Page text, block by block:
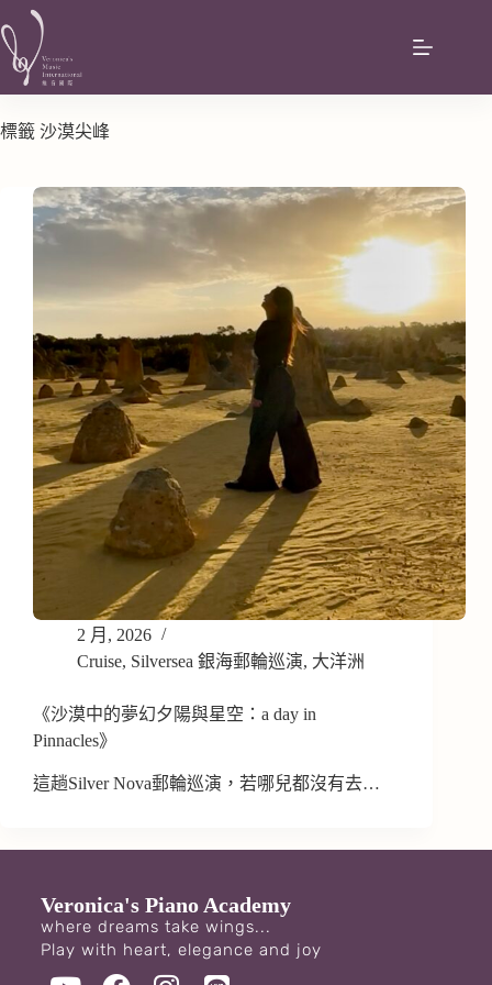
標籤 沙漠尖峰
2 月, 2026
Cruise, Silversea 銀海郵輪巡演, 大洋洲
《沙漠中的夢幻夕陽與星空：a day in
Pinnacles》
這趟Silver Nova郵輪巡演，若哪兒都沒有去…
Veronica's Piano Academy
where dreams take wings...
Play with heart, elegance and joy